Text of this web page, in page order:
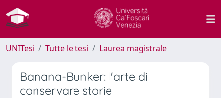
UNITesi Tutte le tesi Laurea magistrale
Banana-Bunker: l'arte di
conservare storie